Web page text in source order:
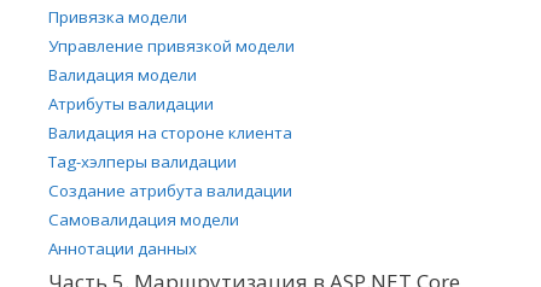
Привязка модели
Управление привязкой модели
Валидация модели
Атрибуты валидации
Валидация на стороне клиента
Tag-хэлперы валидации
Создание атрибута валидации
Самовалидация модели
Аннотации данных